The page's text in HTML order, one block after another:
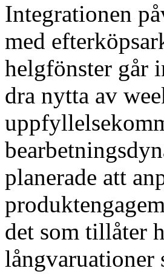
Integrationen
med
helgfönster går
dra nytta av
planerade att
det som tillåter
långvaruationer